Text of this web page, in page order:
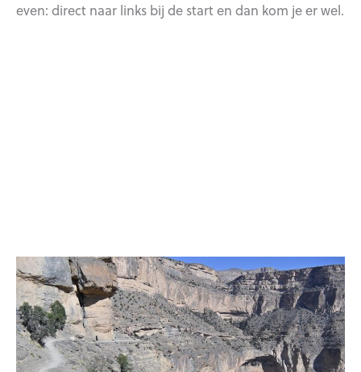
even: direct naar links bij de start en dan kom je er wel.